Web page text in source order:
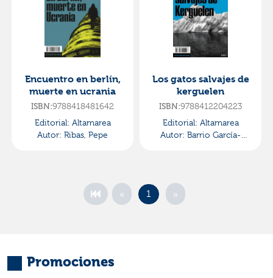
Encuentro en berlín,
muerte en ucrania
ISBN:9788418481642
Editorial: Altamarea
Autor: Ribas, Pepe
Los gatos salvajes de
kerguelen
ISBN:9788412204223
Editorial: Altamarea
Autor: Barrio García-
« 1 »
Promociones